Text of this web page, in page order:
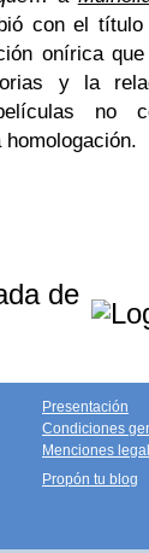
con el título
onírica
y la
no
de
Presentación
Condiciones
Menciones
Propón tu blog